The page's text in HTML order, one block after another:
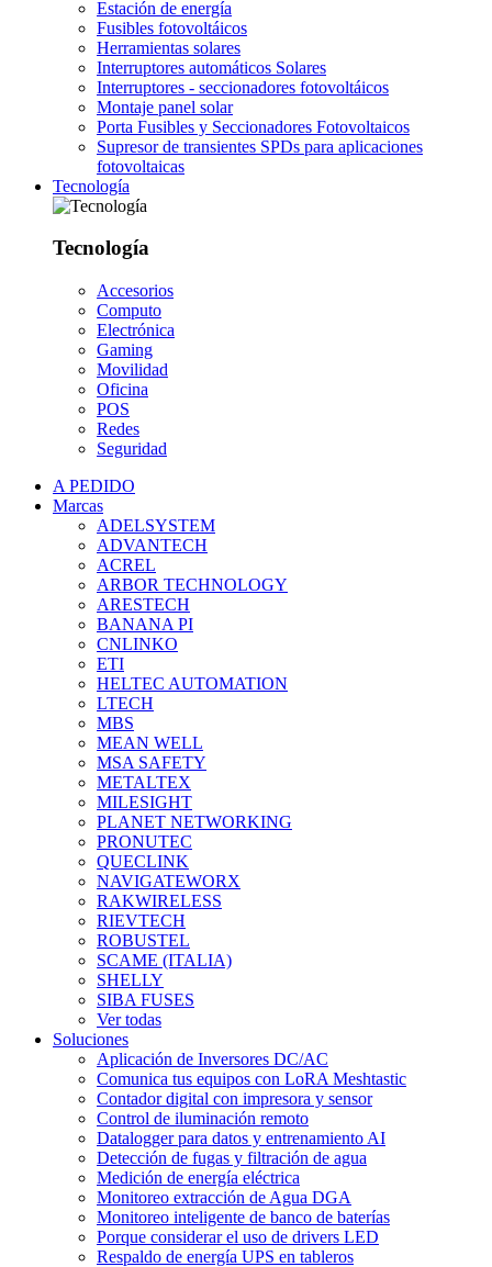
Estación de energía
Fusibles fotovoltáicos
Herramientas solares
Interruptores automáticos Solares
Interruptores - seccionadores fotovoltáicos
Montaje panel solar
Porta Fusibles y Seccionadores Fotovoltaicos
Supresor de transientes SPDs para aplicaciones
fotovoltaicas
Tecnología
Tecnología
Accesorios
Computo
Electrónica
Gaming
Movilidad
Oficina
POS
Redes
Seguridad
A PEDIDO
Marcas
ADELSYSTEM
ADVANTECH
ACREL
ARBOR TECHNOLOGY
ARESTECH
BANANA PI
CNLINKO
ETI
HELTEC AUTOMATION
LTECH
MBS
MEAN WELL
MSA SAFETY
METALTEX
MILESIGHT
PLANET NETWORKING
PRONUTEC
QUECLINK
NAVIGATEWORX
RAKWIRELESS
RIEVTECH
ROBUSTEL
SCAME (ITALIA)
SHELLY
SIBA FUSES
Ver todas
Soluciones
Aplicación de Inversores DC/AC
Comunica tus equipos con LoRA Meshtastic
Contador digital con impresora y sensor
Control de iluminación remoto
Datalogger para datos y entrenamiento AI
Detección de fugas y filtración de agua
Medición de energía eléctrica
Monitoreo extracción de Agua DGA
Monitoreo inteligente de banco de baterías
Porque considerar el uso de drivers LED
Respaldo de energía UPS en tableros